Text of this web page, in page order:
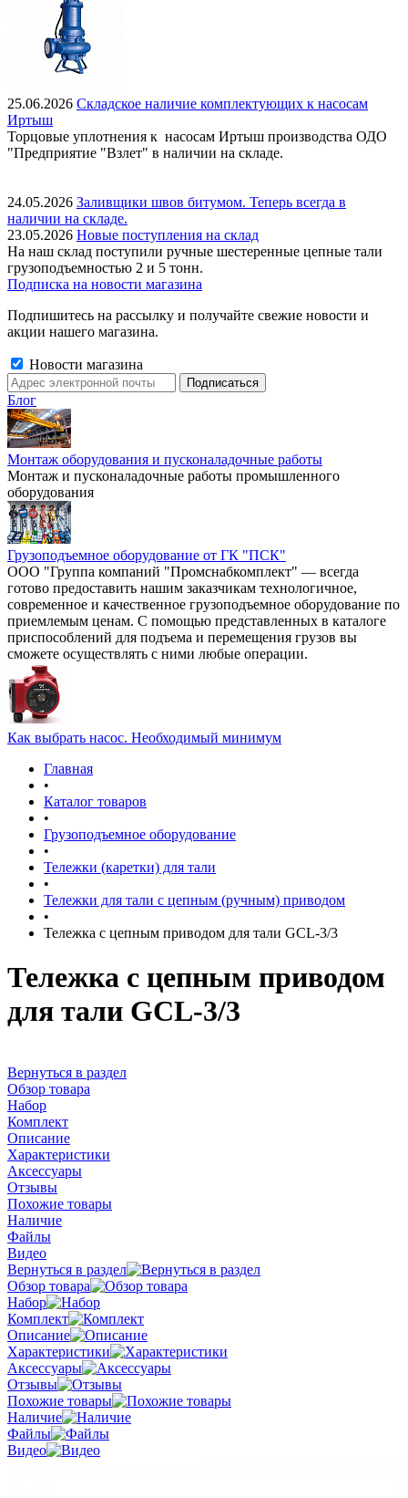
25.06.2026 Складское наличие комплектующих к насосам
Иртыш
Торцовые уплотнения к насосам Иртыш производства ОДО
"Предприятие "Взлет" в наличии на складе.
24.05.2026 Заливщики швов битумом. Теперь всегда в
наличии на складе.
23.05.2026 Новые поступления на склад
На наш склад поступили ручные шестеренные цепные тали
грузоподъемностью 2 и 5 тонн.
Подписка на новости магазина
Подпишитесь на рассылку и получайте свежие новости и
акции нашего магазина.
Новости магазина
Блог
Монтаж оборудования и пусконаладочные работы
Монтаж и пусконаладочные работы промышленного
оборудования
Грузоподъемное оборудование от ГК "ПСК"
ООО "Группа компаний "Промснабкомплект" — всегда
готово предоставить нашим заказчикам технологичное,
современное и качественное грузоподъемное оборудование по
приемлемым ценам. С помощью представленных в каталоге
приспособлений для подъема и перемещения грузов вы
сможете осуществлять с ними любые операции.
Как выбрать насос. Необходимый минимум
Главная
•
Каталог товаров
•
Грузоподъемное оборудование
•
Тележки (каретки) для тали
•
Тележки для тали с цепным (ручным) приводом
•
Тележка с цепным приводом для тали GCL-3/3
Тележка с цепным приводом
для тали GCL-3/3
Вернуться в раздел
Обзор товара
Набор
Комплект
Описание
Характеристики
Аксессуары
Отзывы
Похожие товары
Наличие
Файлы
Видео
Вернуться в раздел
Обзор товара
Набор
Комплект
Описание
Характеристики
Аксессуары
Отзывы
Похожие товары
Наличие
Файлы
Видео